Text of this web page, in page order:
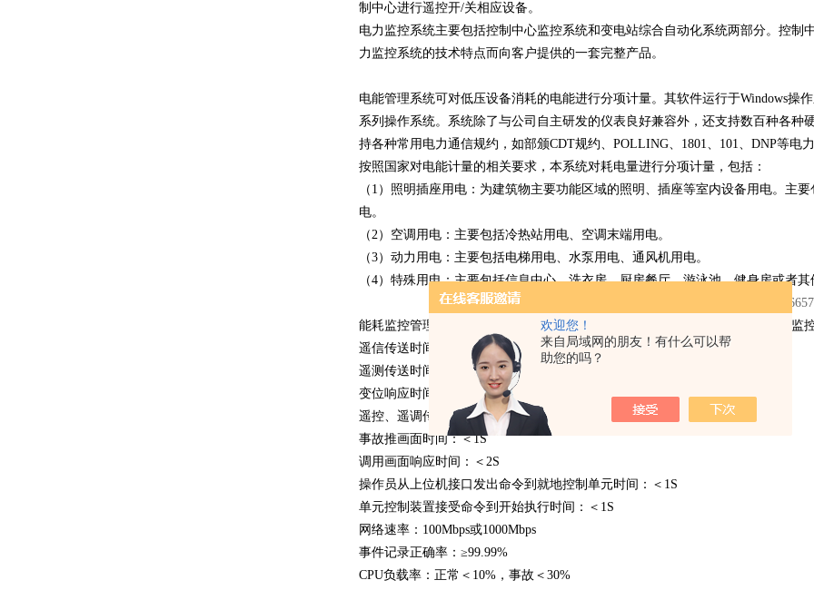
欢迎您！
来自局域网的朋友！有什么可以帮
助您的吗？
制中心进行遥控开/关相应设备。
电力监控系统主要包括控制中心监控系统和变电站综合自动化系统两部分。控
力监控系统的技术特点而向客户提供的一套完整产品。
电能管理系统可对低压设备消耗的电能进行分项计量。其软件运行于Windows操
系列操作系统。系统除了与公司自主研发的仪表良好兼容外，还支持数百种各种
持各种常用电力通信规约，如部颁CDT规约、POLLING、1801、101、DNP等电力
按照国家对电能计量的相关要求，本系统对耗电量进行分项计量，包括：
（1）照明插座用电：为建筑物主要功能区域的照明、插座等室内设备用电。主
电。
（2）空调用电：主要包括冷热站用电、空调末端用电。
（3）动力用电：主要包括电梯用电、水泵用电、通风机用电。
（4）特殊用电：主要包括信息中心、洗衣房、厨房餐厅、游泳池、健身房或者其
能耗监控管理系统采用分层分布式结构，分为系统管理层、网络通讯层和现场监控
遥信传送时间：＜2S
遥测传送时间：＜2S
变位响应时间：＜2S
遥控、遥调传送时间：＜2S
事故推画面时间：＜1S
调用画面响应时间：＜2S
操作员从上位机接口发出命令到就地控制单元时间：＜1S
单元控制装置接受命令到开始执行时间：＜1S
网络速率：100Mbps或1000Mbps
事件记录正确率：≥99.99%
CPU负载率：正常＜10%，事故＜30%